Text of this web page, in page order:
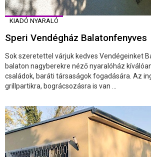
KIADÓ NYARALÓ
Speri Vendégház Balatonfenyves
Sok szeretettel várjuk kedves Vendégeinket
balaton nagyberekre néző nyaralóház
családok, baráti társaságok fogadására. Az
grillpartikra, bográcsozásra is van ...